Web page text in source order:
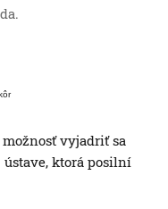
vyjadriť sa
ktorá posilní